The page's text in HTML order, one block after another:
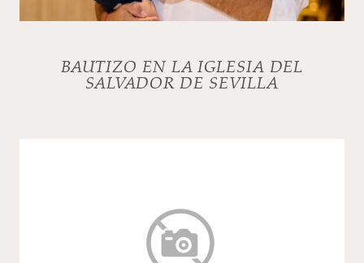
BAUTIZO EN LA IGLESIA DEL
SALVADOR DE SEVILLA